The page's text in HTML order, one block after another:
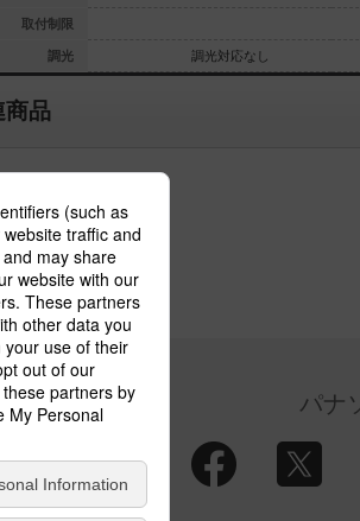
取付制限
調光
用
調光対応なし
商品
パナ